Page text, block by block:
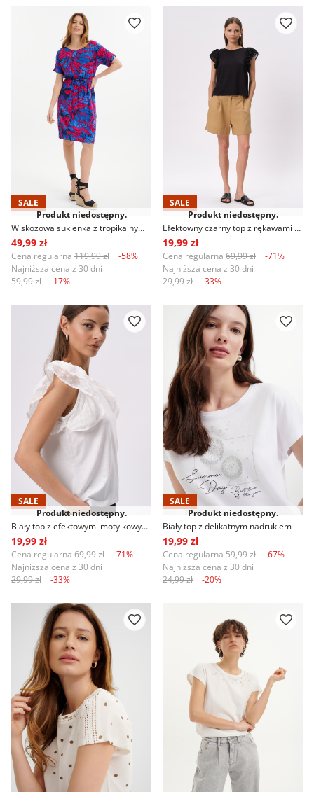
SALE
Produkt niedostępny.
49,99 zł
Cena regularna 119,99 zł
-58%
Najniższa cena z 30 dni
59,99 zł
-17%
SALE
Produkt niedostępny.
19,99 zł
Cena regularna 69,99 zł
-71%
Najniższa cena z 30 dni
29,99 zł
-33%
SALE
Produkt niedostępny.
19,99 zł
Cena regularna 69,99 zł
-71%
Najniższa cena z 30 dni
29,99 zł
-33%
SALE
Produkt niedostępny.
Biały top z delikatnym nadrukiem
19,99 zł
Cena regularna 59,99 zł
-67%
Najniższa cena z 30 dni
24,99 zł
-20%